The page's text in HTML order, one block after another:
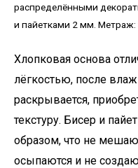
распределёнными
и пайетками 2 мм. Метраж:
Хлопковая основа
лёгкостью, после
раскрывается,
текстуру. Бисер и
образом, что не
осыпаются и не